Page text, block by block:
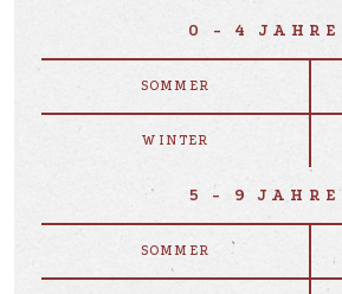
0 - 4 JAHRE
SOMMER
WINTER
5 - 9 JAHRE
SOMMER